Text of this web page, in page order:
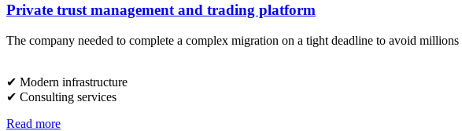
Private trust management and trading platform
The company needed to complete a complex migration on a tight deadline to avoid
✔︎ Modern infrastructure
✔︎ Consulting services
Read more